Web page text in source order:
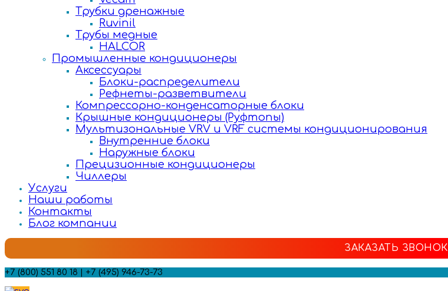
Трубки дренажные
Ruvinil
Трубы медные
HALCOR
Промышленные кондиционеры
Аксессуары
Блоки-распределители
Рефнеты-разветвители
Компрессорно-конденсаторные блоки
Крышные кондиционеры (Руфтопы)
Мультизональные VRV и VRF системы кондиционирования
Внутренние блоки
Наружные блоки
Прецизионные кондиционеры
Чиллеры
Услуги
Наши работы
Контакты
Блог компании
ЗАКАЗАТЬ ЗВОНОК
+7 (800) 551 80 18 | +7 (495) 946-73-73